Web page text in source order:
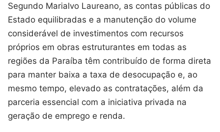
Segundo Marialvo Laureano, as contas públicas do
Estado equilibradas e a manutenção do volume
considerável de investimentos com recursos
próprios em obras estruturantes em todas as
regiões da Paraíba têm contribuído de forma direta
para manter baixa a taxa de desocupação e, ao
mesmo tempo, elevado as contratações, além da
parceria essencial com a iniciativa privada na
geração de emprego e renda.